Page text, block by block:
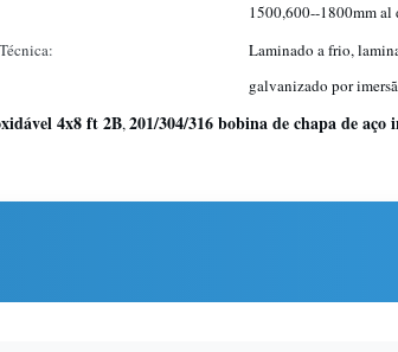
1500,600--1800mm
Técnica:
Laminado a frio,
galvanizado por
4x8 ft 2B,201/304/316 bobina de chapa de aço